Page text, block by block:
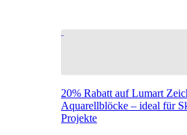
20% Rabatt auf Lumart
Aquarellblöcke – ideal für
Projekte